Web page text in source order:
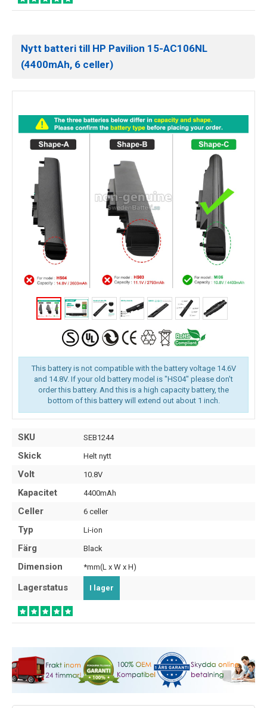
Nytt batteri till HP Pavilion 15-AC106NL
(4400mAh, 6 celler)
This battery is not compatible with the battery voltage 14.6V
and 14.8V. If your old battery model is "HS04" please don't
order this battery. And this is a high capacity battery, the
bottom of this battery will extend out about 1 inch.
SKU SEB1244
Skick Helt nytt
Volt 10.8V
Kapacitet 4400mAh
Celler 6 celler
Typ Li-ion
Färg Black
Dimension *mm(L x W x H)
Lagerstatus I lager